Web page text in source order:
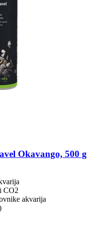
Okavango, 500 g
CO2
akvarija